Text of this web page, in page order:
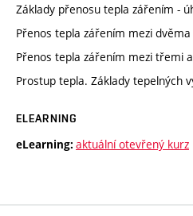
Základy přenosu tepla zářením -
Přenos tepla zářením mezi
Přenos tepla zářením mezi třemi
Prostup tepla. Základy tepelných
ELEARNING
eLearning: aktuální otevřený kurz